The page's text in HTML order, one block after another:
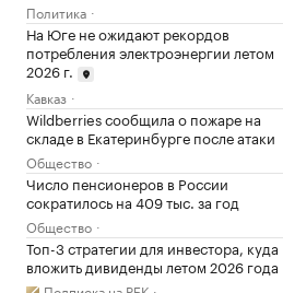
Политика
На Юге не ожидают рекордов
потребления электроэнергии летом
2026 г.
Кавказ
Wildberries сообщила о пожаре на
складе в Екатеринбурге после атаки
Общество
Число пенсионеров в России
сократилось на 409 тыс. за год
Общество
Топ-3 стратегии для инвестора, куда
вложить дивиденды летом 2026 года